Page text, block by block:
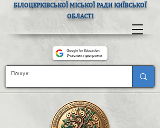
БІЛОЦЕРКІВСЬКОЇ МІСЬКОЇ РАДИ КИЇВСЬКОЇ
ОБЛАСТІ